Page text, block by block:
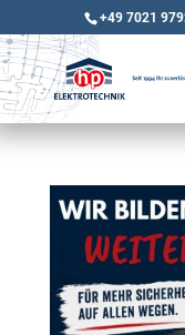
+49 7021